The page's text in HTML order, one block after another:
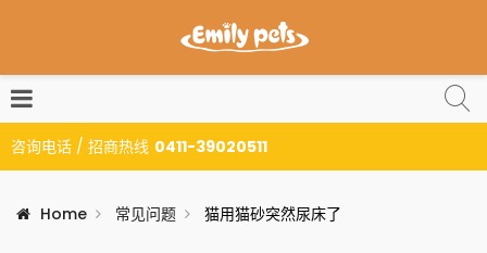
咨询电话 / 招商热线 0411-39020511
Home 常见问题 猫用猫砂突然尿床了